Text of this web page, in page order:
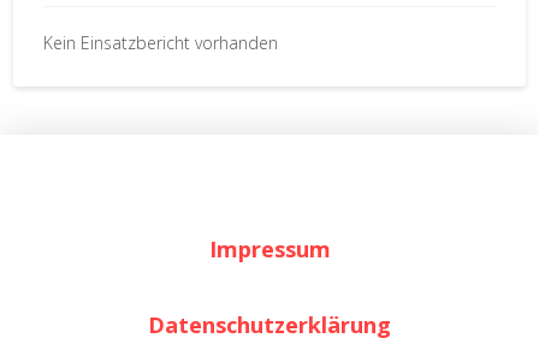
Kein Einsatzbericht vorhanden
Impressum
Datenschutzerklärung